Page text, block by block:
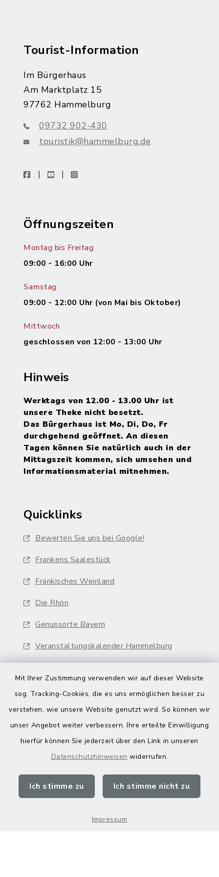
Mit Ihrer Zustimmung verwenden wir auf dieser Website
sog. Tracking-Cookies, die es uns ermöglichen besser zu
verstehen, wie unsere Website genutzt wird. So können wir
unser Angebot weiter verbessern. Ihre erteilte Einwilligung
hierfür können Sie jederzeit über den Link in unseren
Datenschutzhinweisen widerrufen.
Ich stimme zu Ich stimme nicht zu
Impressum
Tourist-Information
Im Bürgerhaus
Am Marktplatz 15
97762 Hammelburg
09732 902-430
touristik@hammelburg.de
facebookyoutubeinstagram
Öffnungszeiten
Montag bis Freitag
09:00 - 16:00 Uhr
Samstag
09:00 - 12:00 Uhr (von Mai bis Oktober)
Mittwoch
geschlossen von 12:00 - 13:00 Uhr
Hinweis
Werktags von 12.00 - 13.00 Uhr ist
unsere Theke nicht besetzt.
Das Bürgerhaus ist Mo, Di, Do, Fr
durchgehend geöffnet. An diesen
Tagen können Sie natürlich auch in der
Mittagszeit kommen, sich umsehen und
Informationsmaterial mitnehmen.
Quicklinks
Bewerten Sie uns bei Google!
Frankens Saalestück
Fränkisches Weinland
Die Rhön
Genussorte Bayern
Veranstaltungskalender Hammelburg
Barrierefreiheit
Impressum
Sitemap